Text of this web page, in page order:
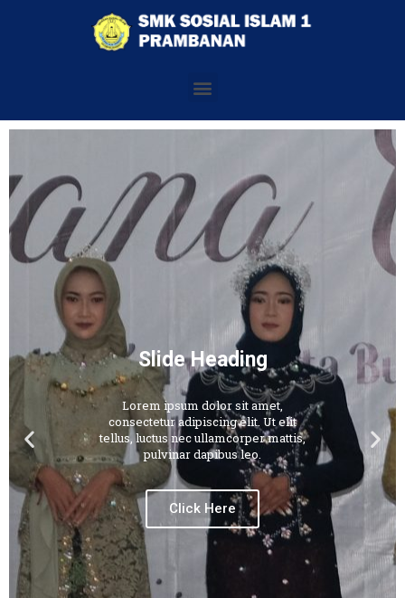
Slide Heading
Lorem ipsum dolor sit amet,
consectetur adipiscing elit. Ut elit
tellus, luctus nec ullamcorper mattis,
pulvinar dapibus leo.
Click Here